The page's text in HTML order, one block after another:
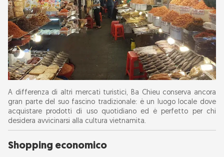
A differenza di altri mercati turistici, Ba Chieu conserva ancora
gran parte del suo fascino tradizionale: è un luogo locale dove
acquistare prodotti di uso quotidiano ed è perfetto per chi
desidera avvicinarsi alla cultura vietnamita.
Shopping economico